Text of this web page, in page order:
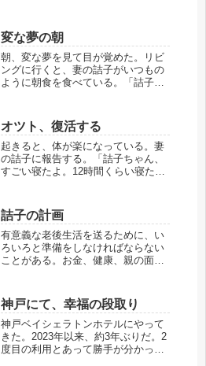
買い物して、晩ごはんにするから」
「じゃ～、今からご飯だけ炊いてく
れる？」「うん...
変な夢の朝
朝、変な夢を見て目が覚めた。リビ
ングに行くと、妻の詰子がいつもの
ように朝食を食べている。「詰子ち
たら、知らない人が来て『奥さんが
転んで大変です』って知らせに来る
んだよ。そしたら詰...
オツト、復活する
起きると、体が楽になっている。妻
の詰子に報告する。「詰子ちゃん、
すごい寝たよ。12時間くらい寝た」
すごい寝ちゃった。ほぼ一日寝て
た」「詰子ちゃんも？ 熱がないの
に？」「私...
詰子の計画
有意義な老後生活を送るために、い
ろいろと準備をしなければならない
ことがある。お金、健康、親の面
旅行について、妻の詰子が計画を立
てているようだ。妻の詰子が話して
くる。「旅行は若いと...
神戸にて、幸福の段取り
神戸ベイシェラトンホテルにやって
きた。2023年以来、約3年ぶりだ。2
度目の利用とあって勝手が分かって